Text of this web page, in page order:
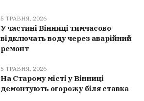
5 ТРАВНЯ, 2026
У частині Вінниці тимчасово
відключать воду через аварійний
ремонт
5 ТРАВНЯ, 2026
На Старому місті у Вінниці
демонтують огорожу біля ставка